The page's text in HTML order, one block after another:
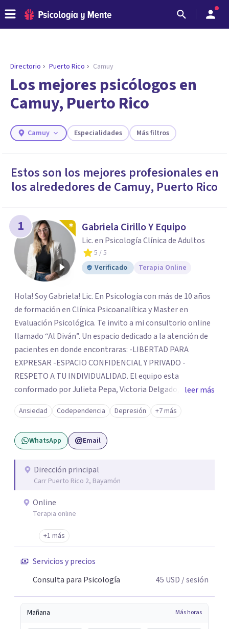
ENCONTRAR MI TERAPEUTA
¿Necesitas ayuda para encontrar el
psicólogo adecuado?
Responde a unas breves preguntas y te ofreceremos
necesidades.
Directorio Puerto Rico Camuy
Los mejores psicólogos en
Camuy, Puerto Rico
Camuy Especialidades Más filtros
Estos son los mejores profesionales en
los alrededores de Camuy, Puerto Rico
1 Gabriela Cirillo Y Equipo
Lic. en Psicología Clínica de Adultos
5 / 5
Verificado
Terapia Online
Hola! Soy Gabriela! Lic. En Psicología con más de 10 años
de formación en Clínica Psicoanalítica y Master en
Evaluación Psicológica. Te invito a mi consultorio online
llamado “Al Diván”. Un espacio dedicado a la atención de
pacientes en donde encontraras: -LIBERTAD PARA
EXPRESAR -ESPACIO CONFIDENCIAL Y PRIVADO -
RESPETO A TU INDIVIDUALIDAD. El equipo esta
conformado por Julieta Pepa, Victoria Delgado, Maria
Eugenia Latorre, psicólogas especializadas en Terapia
individual Clínica, Perspectiva de género, Orientación a
Ma-padres, Duelos, Terapia de Pareja y Migraciones.
Tambien contamos con la nutricionista Giuliana Liberti.
comunicaré para confirmarlo, el día acordado envio un
link para acceder a la sesión online, ¡y listo, nos
leer más
Ansiedad Codependencia Depresión +7 más
WhatsApp Email
Dirección principal
Carr Puerto Rico 2, Bayamón
Online
Terapia online
+1 más
Servicios y precios
Consulta para Psicología
45 USD / sesión
Mañana Más horas